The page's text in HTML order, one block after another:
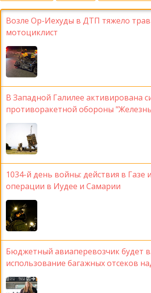
Возле Ор-Иехуды в ДТП тяжело
мотоциклист
В Западной Галилее активирована
противоракетной обороны
1034-й день войны: действия в Газе
операции в Иудее и Самарии
Бюджетный авиаперевозчик будет
использование багажных отсеков